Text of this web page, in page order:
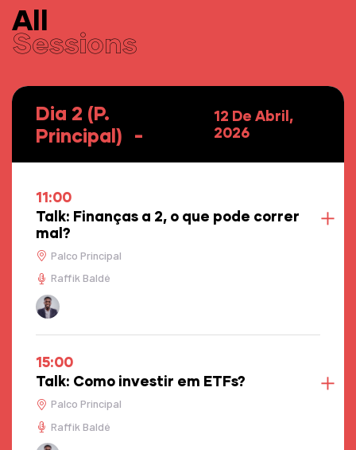
All
Sessions
Dia 2 (P.
Principal)
12 De Abril,
2026
11:00
Talk: Finanças a 2, o que pode correr
mal?
Palco Principal
Raffik Baldé
15:00
Talk: Como investir em ETFs?
Palco Principal
Raffik Baldé